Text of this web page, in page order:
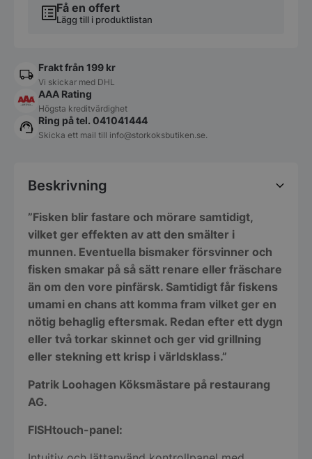
Få en offert
Lägg till i produktlistan
Frakt från 199 kr
Vi skickar med DHL
AAA Rating
Högsta kreditvärdighet
Ring på tel. 041041444
Skicka ett mail till info@storkoksbutiken.se.
Beskrivning
”Fisken blir fastare och mörare samtidigt,
vilket ger effekten av att den smälter i
munnen. Eventuella bismaker försvinner och
fisken smakar på så sätt renare eller fräschare
än om den vore pinfärsk. Samtidigt får fiskens
umami en chans att komma fram vilket ger en
nötig behaglig eftersmak. Redan efter ett dygn
eller två torkar skinnet och ger vid grillning
eller stekning ett krisp i världsklass.”
Patrik Loohagen Köksmästare på restaurang
AG.
FISHtouch-panel: